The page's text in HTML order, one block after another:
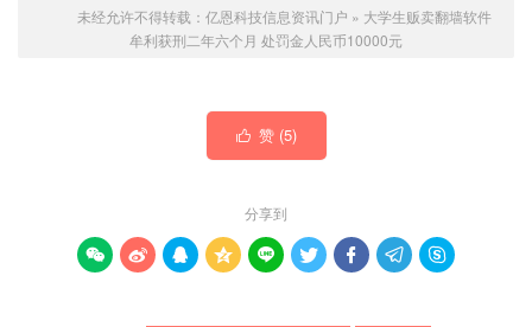
未经允许不得转载： 亿恩科技信息资讯门户 » 大学生贩卖翻墙软件
牟利获刑二年六个月 处罚金人民币10000元
 赞 (5)
分享到
        